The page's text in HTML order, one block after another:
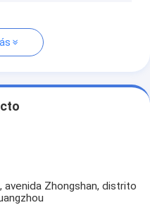
avenida Zhongshan, distrito